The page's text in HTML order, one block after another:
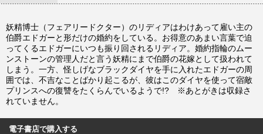
妖精博士（フェアリードクター）のリディアはわけあって雇い主の
伯爵エドガーと形だけの婚約をしている。お得意のあまい言葉で迫
ってくるエドガーにいつも振り回されるリディア。婚約指輪のムー
ンストーンの管理人だと言う妖精にまで伯爵の花嫁として扱われて
しまう。一方、怪しげなブラックダイヤを手に入れたエドガーの周
囲では、不吉なことばかり起こるが、彼はこのダイヤを使って宿敵
プリンスへの復讐をたくらんでいるようで!? ※あとがきは収録さ
れていません。
電子書店で購入する